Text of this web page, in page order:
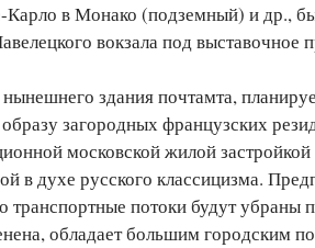
Карло в Монако (подземный) и др.,
вокзала под выставочное
здания почтамта,
образу загородных французских
московской жилой
в духе русского классицизма.
потоки будут убраны
обладает большим городским